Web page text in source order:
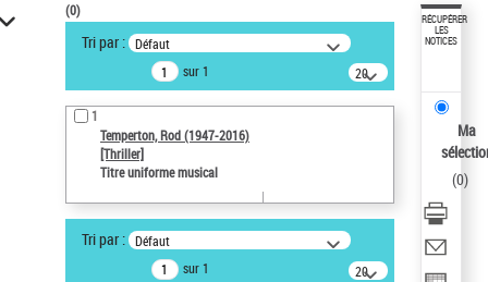
VOTRE RECHERCHE
Recherche avancée dans les
notices d’autorité
Œuvres liées à l'auteur :
Temperton, Rod (1947-2016)
(0)
Tri par : Défaut
sur 1
20
résultats/page
1
Temperton, Rod (1947-2016)
[Thriller]
Titre uniforme musical
Tri par : Défaut
sur 1
20
RÉCUPÉRER
LES
NOTICES
Ma
(0)